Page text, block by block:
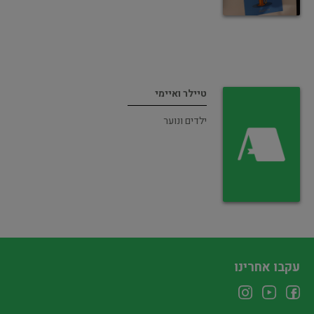
טיילר ואיימי
ילדים ונוער
עקבו אחרינו